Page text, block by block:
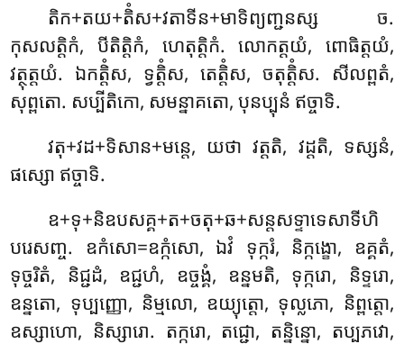
តិក+តយ+តិំស+វតាទីន+មាទិព្យញ្ជនស្ស ច.
កុសលត្តិកំ, បីតិត្តិកំ, ហេតុត្តិកំ. លោកត្តយំ, ពោធិត្តយំ,
វត្ថុត្តយំ. ឯកត្តិំស, ទ្វត្តិំស, តេត្តិំស, ចតុត្តិំស. សីលព្ពតំ,
សុព្ពតោ. សប្បីតិកោ, សមន្នាគតោ, បុនប្បុនំ ឥច្ចាទិ.
វតុ+វដ+ទិសាន+មន្តេ, យថា វត្តតិ, វដ្ដតិ, ទស្សនំ,
ផស្សោ ឥច្ចាទិ.
ឧ+ទុ+និឧបសគ្គ+ត+ចតុ+ឆ+សន្តសទ្ទាទេសាទីហិ
បរេសញ្ច. ឧកំសោ=ឧក្កំសោ, ឯវំ ទុក្ករំ, និក្កង្ខោ, ឧគ្គតំ,
ទុច្ចរិតំ, និជ្ជដំ, ឧជ្ជហំ, ឧច្ចង្គំ, ឧន្នមតិ, ទុក្ករោ, និទ្ទរោ,
ឧន្នតោ, ទុប្បញ្ញោ, និម្មលោ, ឧយ្យុត្តោ, ទុល្លភោ, និព្ពត្តោ,
ឧស្សាហោ, និស្សារោ. តក្ករោ, តជ្ជោ, តន្និន្នោ, តប្បភវោ,